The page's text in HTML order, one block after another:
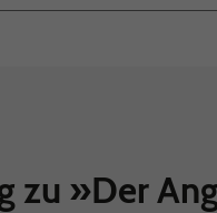
zu »Der